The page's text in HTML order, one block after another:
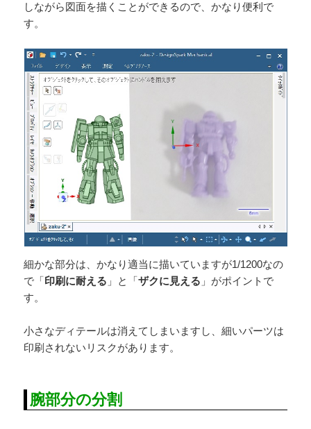
しながら図面を描くことができるので、かなり便利で
す。
細かな部分は、かなり適当に描いていますが1/1200なの
で「印刷に耐える 」と「ザクに見える 」がポイントで
す。
小さなディテールは消えてしまいますし、細いパーツは
印刷されないリスクがあります。
腕部分の分割